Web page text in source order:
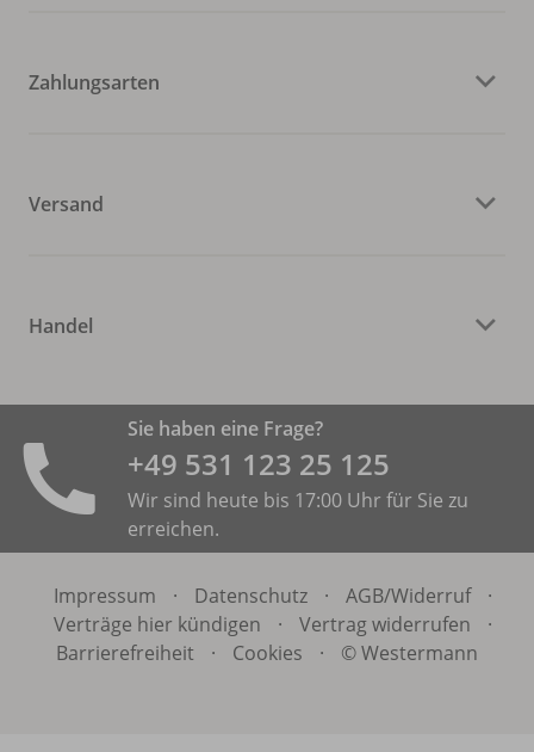
Zahlungsarten
Versand
Handel
Sie haben eine Frage?
+49 531 ­123 25 125
Wir sind heute bis 17:00 Uhr für Sie zu
erreichen.
Impressum · Datenschutz · AGB/Widerruf
·
Verträge hier kündigen
· Vertrag widerrufen
·
Barrierefreiheit
· Cookies · © Westermann